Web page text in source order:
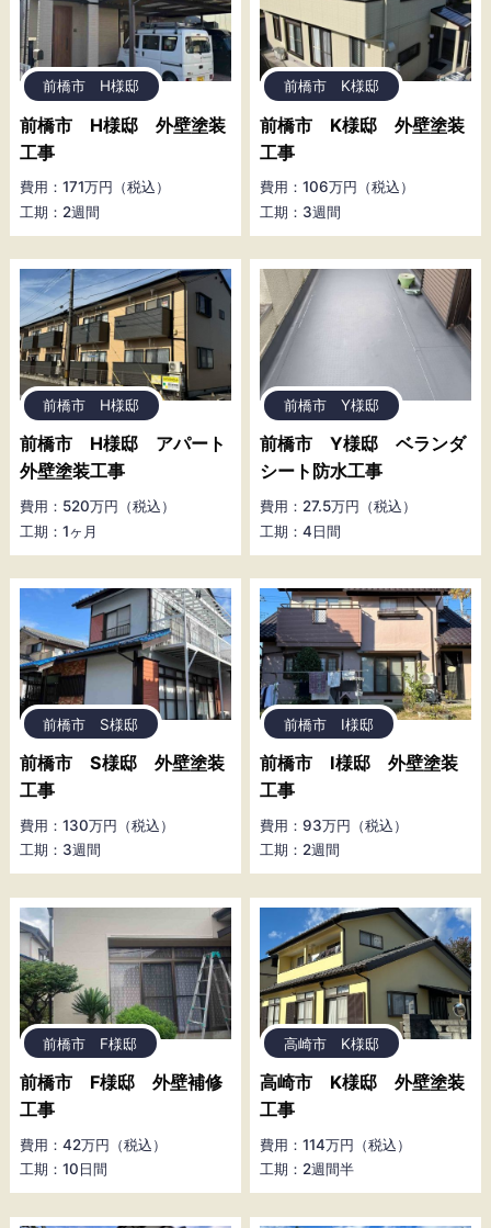
前橋市 H様邸
前橋市 H様邸 外壁塗装
工事
費用：171万円（税込）
工期：2週間
前橋市 K様邸
前橋市 K様邸 外壁塗装
工事
費用：106万円（税込）
工期：3週間
前橋市 H様邸
前橋市 H様邸 アパート
外壁塗装工事
費用：520万円（税込）
工期：1ヶ月
前橋市 Y様邸
前橋市 Y様邸 ベランダ
シート防水工事
費用：27.5万円（税込）
工期：4日間
前橋市 S様邸
前橋市 S様邸 外壁塗装
工事
費用：130万円（税込）
工期：3週間
前橋市 I様邸
前橋市 I様邸 外壁塗装
工事
費用：93万円（税込）
工期：2週間
前橋市 F様邸
前橋市 F様邸 外壁補修
工事
費用：42万円（税込）
工期：10日間
高崎市 K様邸
高崎市 K様邸 外壁塗装
工事
費用：114万円（税込）
工期：2週間半